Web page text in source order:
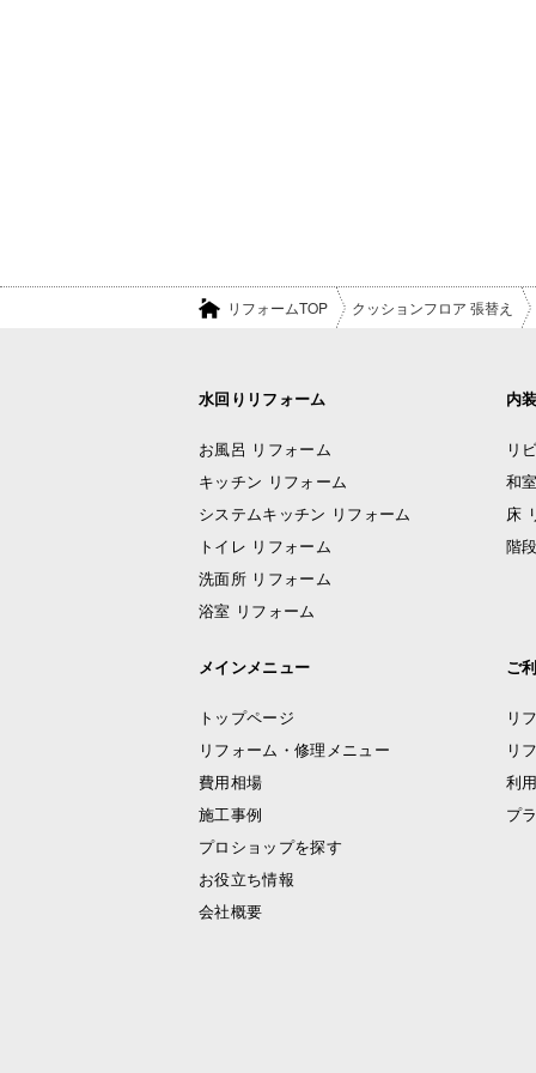
リフォームTOP クッションフロア 張替え
水回りリフォーム
お風呂 リフォーム
キッチン リフォーム
システムキッチン リフォーム
トイレ リフォーム
洗面所 リフォーム
浴室 リフォーム
内
リ
和
床
階
メインメニュー
トップページ
リフォーム・修理メニュー
費用相場
施工事例
プロショップを探す
お役立ち情報
会社概要
ご
リ
リ
利
プ